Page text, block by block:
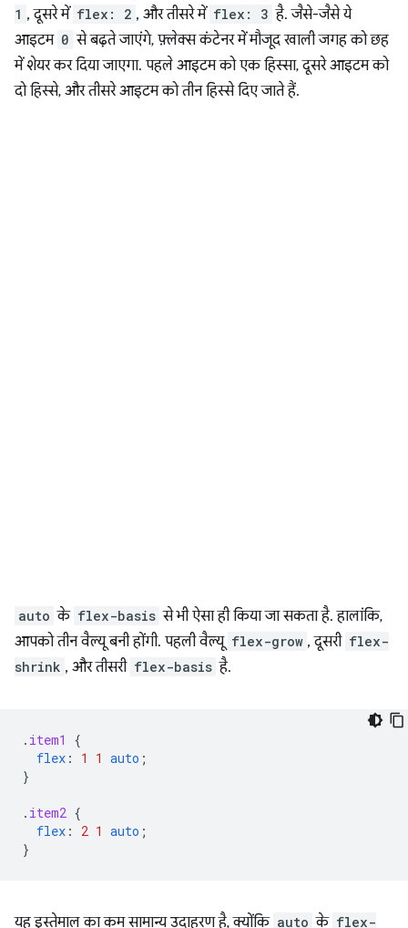
1 , दूसरे में flex: 2 , और तीसरे में flex: 3 है. जैसे-जैसे ये
आइटम 0 से बढ़ते जाएंगे, फ़्लेक्स कंटेनर में मौजूद खाली जगह को छह
में शेयर कर दिया जाएगा. पहले आइटम को एक हिस्सा, दूसरे आइटम को
दो हिस्से, और तीसरे आइटम को तीन हिस्से दिए जाते हैं.
auto के flex-basis से भी ऐसा ही किया जा सकता है. हालांकि,
आपको तीन वैल्यू बनी होंगी. पहली वैल्यू flex-grow , दूसरी flex-
shrink , और तीसरी flex-basis है.
. item1
{
flex : 1 1 auto ;
}
. item2 {
flex : 2 1 auto ;
}
यह इस्तेमाल का कम सामान्य उदाहरण है, क्योंकि auto के flex-